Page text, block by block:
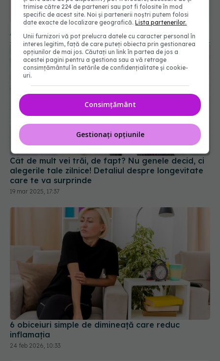
365
URMĂRITORI
1401
URMĂRITORI
ARTICOLE SIMILARE
Cât de mult vei trăi, de fapt? Nu genele decid, ci
alegerile tale zilnice! Detaliul despre longevitate
care te va surprinde
19 mar 2025, 17:37
6 obiceiuri simple de dimineață care reduc
inflamația
24 feb 2026, 10:33
trimise către 224 de parteneri sau pot fi folosite în mod
specific de acest site. Noi și partenerii noștri putem folosi
date exacte de localizare geografică.Lista partenerilor.
Unii furnizori vă pot prelucra datele cu caracter personal în
interes legitim, față de care puteți obiecta prin gestionarea
opțiunilor de mai jos. Căutați un link în partea de jos a
acestei pagini pentru a gestiona sau a vă retrage
consimțământul în setările de confidențialitate și cookie-
uri.
Consimțământ
Gestionați opțiunile